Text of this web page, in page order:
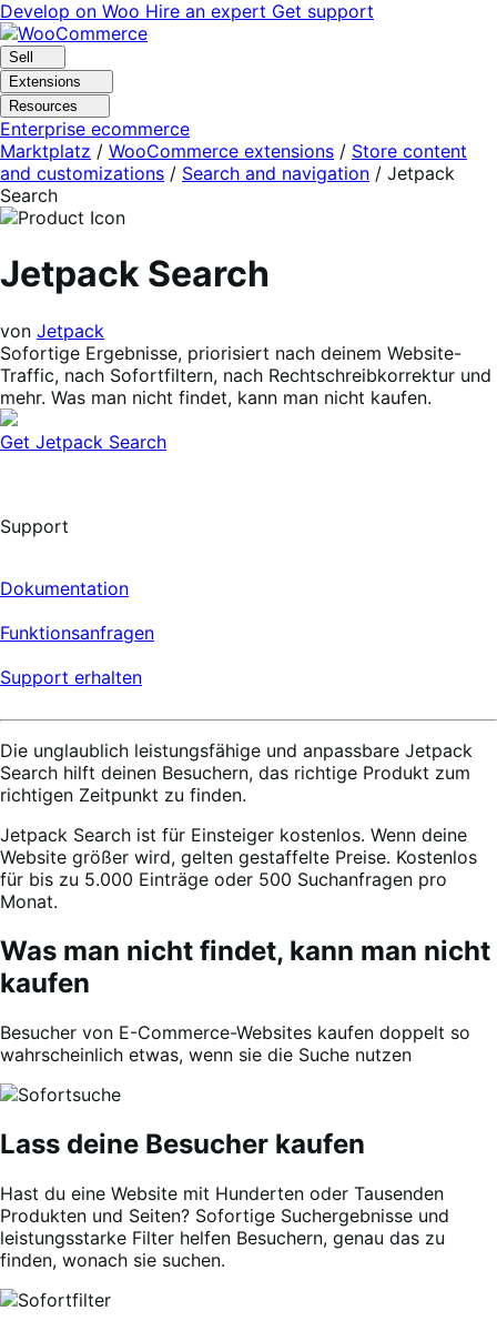
Skip
to
navigation
Skip
to
content
Develop on Woo Hire an expert Get support
Sell
Extensions
Resources
Enterprise ecommerce
Marktplatz / WooCommerce extensions / Store content
and customizations / Search and navigation / Jetpack
Search
Jetpack Search
von Jetpack
Sofortige Ergebnisse, priorisiert nach deinem Website-
Traffic, nach Sofortfiltern, nach Rechtschreibkorrektur und
mehr. Was man nicht findet, kann man nicht kaufen.
Get Jetpack Search
Support
Dokumentation
Funktionsanfragen
Support erhalten
Die unglaublich leistungsfähige und anpassbare Jetpack
Search hilft deinen Besuchern, das richtige Produkt zum
richtigen Zeitpunkt zu finden.
Jetpack Search ist für Einsteiger kostenlos. Wenn deine
Website größer wird, gelten gestaffelte Preise. Kostenlos
für bis zu 5.000 Einträge oder 500 Suchanfragen pro
Monat.
Was man nicht findet, kann man nicht
kaufen
Besucher von E-Commerce-Websites kaufen doppelt so
wahrscheinlich etwas, wenn sie die Suche nutzen
Lass deine Besucher kaufen
Hast du eine Website mit Hunderten oder Tausenden
Produkten und Seiten? Sofortige Suchergebnisse und
leistungsstarke Filter helfen Besuchern, genau das zu
finden, wonach sie suchen.